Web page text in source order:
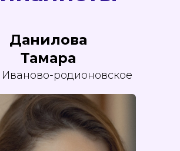
Данилова
Тамара
Иваново-родионовское